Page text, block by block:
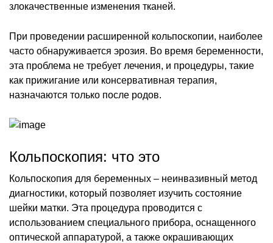
злокачественные изменения тканей.
При проведении расширенной кольпоскопии, наиболее
часто обнаруживается эрозия. Во время беременности,
эта проблема не требует лечения, и процедуры, такие
как прижигание или консервативная терапия,
назначаются только после родов.
Кольпоскопия: что это
Кольпоскопия для беременных – неинвазивный метод
диагностики, который позволяет изучить состояние
шейки матки. Эта процедура проводится с
использованием специального прибора, оснащенного
оптической аппаратурой, а также окрашивающих